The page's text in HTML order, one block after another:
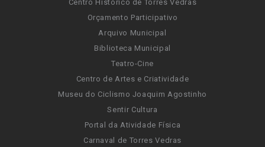
Centro Histórico de Torres Vedras
Orçamento Participativo
Arquivo Municipal
Biblioteca Municipal
Teatro-Cine
Centro de Artes e Criatividade
Museu do Ciclismo Joaquim Agostinho
Sentir Cultura
Portal da Atividade Física
Carnaval de Torres Vedras